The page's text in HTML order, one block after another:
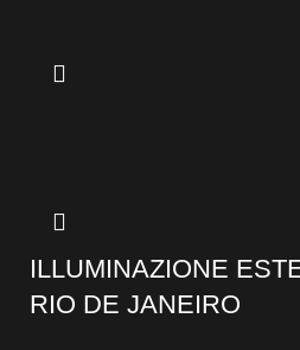
ILLUMINAZIONE
RIO DE JANEIRO